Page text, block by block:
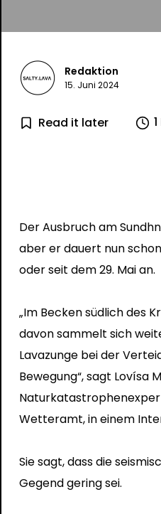
Redaktion
15. Juni 2024
Read it later
Der Ausbruch am
aber er dauert nun
oder seit dem 29. Mai an.
„Im Becken südlich des
davon sammelt sich
Lavazunge bei der
Bewegung“, sagt Lovísa
Wetteramt, in einem
Sie sagt, dass die
Gegend gering sei.